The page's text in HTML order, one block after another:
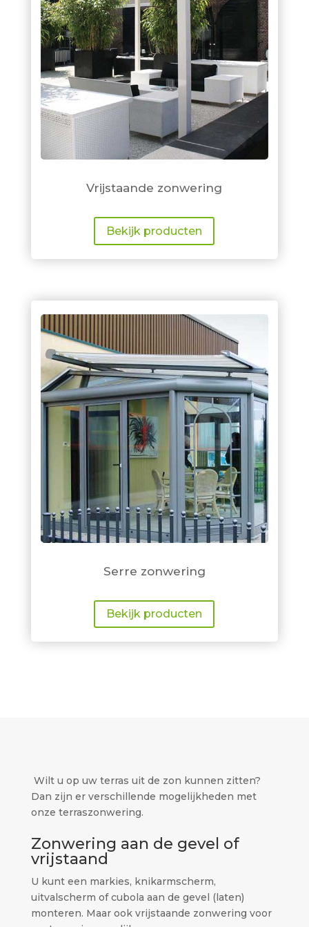
Vrijstaande zonwering
Bekijk producten
Serre zonwering
Bekijk producten
Wilt u op uw terras uit de zon kunnen zitten?
Dan zijn er verschillende mogelijkheden met
onze terraszonwering.
Zonwering aan de gevel of
vrijstaand
U kunt een markies, knikarmscherm,
uitvalscherm of cubola aan de gevel (laten)
monteren. Maar ook vrijstaande zonwering voor